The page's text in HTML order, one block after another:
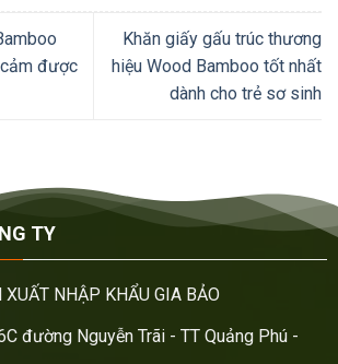
được
Khăn giấy gấu trúc thương
hiệu Wood Bamboo tốt nhất
dành cho trẻ sơ sinh
TY
NHẬP KHẨU GIA BẢO
đường Nguyễn Trãi - TT Quảng Phú -